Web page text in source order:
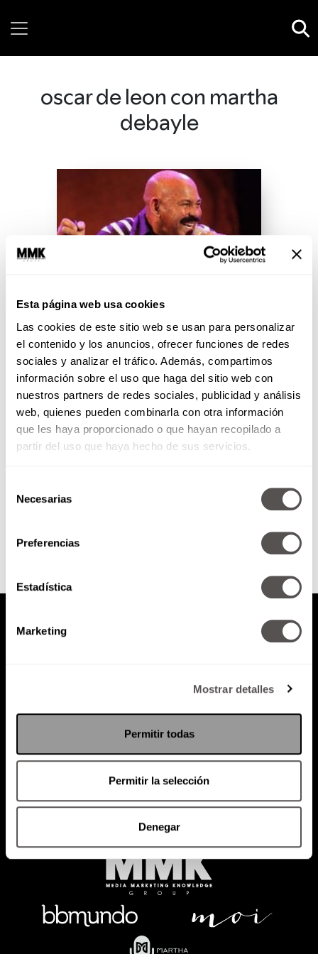
Esta página web usa cookies
Las cookies de este sitio web se usan para personalizar
el contenido y los anuncios, ofrecer funciones de redes
sociales y analizar el tráfico. Además, compartimos
información sobre el uso que haga del sitio web con
nuestros partners de redes sociales, publicidad y análisis
web, quienes pueden combinarla con otra información
que les haya proporcionado o que hayan recopilado a
partir del uso que haya hecho de sus servicios.
Necesarias
Preferencias
Estadística
Marketing
Mostrar detalles
Permitir todas
Permitir la selección
Denegar
oscar de leon con martha
debayle
Martes de Siempre en
Domingo: Oscar D’ León
¡Nos vamos carcajear, vamos a
cantar y vamos a bailar!
Política de Privacidad
RADIO MARTHA